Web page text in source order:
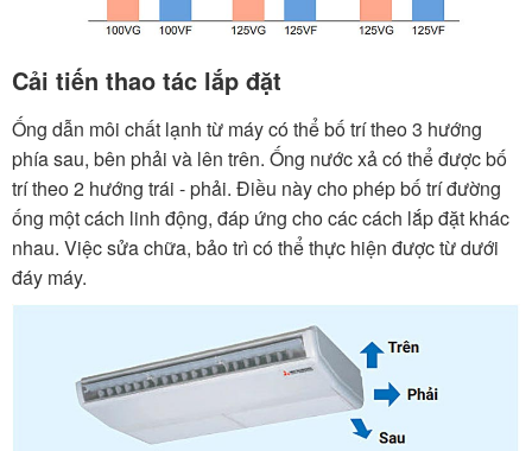
Cải tiến thao tác lắp đặt
Ống dẫn môi chất lạnh từ máy có thể bố trí theo 3 hướng
phía sau, bên phải và lên trên. Ống nước xả có thể được bố
trí theo 2 hướng trái - phải. Điều này cho phép bố trí đường
ống một cách linh động, đáp ứng cho các cách lắp đặt khác
nhau. Việc sửa chữa, bảo trì có thể thực hiện được từ dưới
đáy máy.